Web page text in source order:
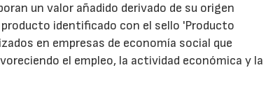
un valor añadido derivado de su origen
identificado con el sello 'Producto
en empresas de economía social que
el empleo, la actividad económica y la